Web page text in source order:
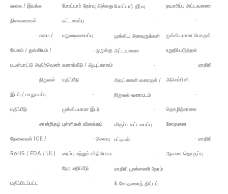
வகை / இயக்க
நிலைமைகள்
· சுமை /
வேகம் / துல்லியம் /
பயன்பாட்டு அதிர்வெண்
· நிறுவல்
இடம் / பாதுகாப்பு
மதிப்பீடு
· சான்றிதழ்
தேவைகள் (CE /
RoHS / FDA / UL)
·
மதிப்பிடப்பட்ட
மோட்டார் தேர்வு அல்லது
கட்டமைப்பு
மறுவடிவமைப்பு
· முறுக்கு
கணக்கீடு / ஆயுட்காலம்
மதிப்பீடு
·
முக்கியமான இடர்
புள்ளிகள் விளக்கம்
· செலவு
வரம்பு மற்றும் விநியோக
நேர மதிப்பீடு
·
மோட்டார் தீர்வு
·
முக்கிய அளவுருக்கள்
அட்டவணை
·
அவுட்லைன் வரைதல் /
நிறுவல் வரைபடம்
·
விருப்ப கட்டமைப்பு
பட்டியல்
·
மாதிரி முன்னணி நேரம்
& சோதனைத் திட்டம்
தயாரிப்பு அட்டவணை
·
முக்கியமான பொருள்
உறுதிப்படுத்தல்
· மாதிரி
அசெம்பிளி
·
தொழிற்சாலை
சோதனை
· மாதிரி
ஆவண தொகுப்பு